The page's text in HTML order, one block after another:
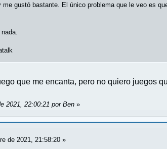
gustó bastante. El único problema que le veo es
que me encanta, pero no quiero juegos
2021, 22:00:21 por Ben »
de 2021, 21:58:20 »